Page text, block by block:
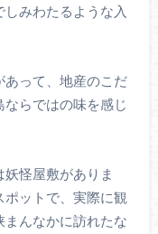
みわたるような入
あって、地産のこだ
らではの味を感じ
怪屋敷がありま
ットで、実際に観
んなかに訪れたな